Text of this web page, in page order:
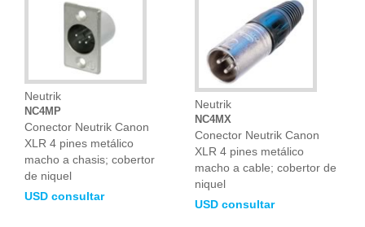
Neutrik
NC4MP
Conector Neutrik Canon
XLR 4 pines metálico
macho a chasis; cobertor
de niquel
USD consultar
Neutrik
NC4MX
Conector Neutrik Canon
XLR 4 pines metálico
macho a cable; cobertor de
niquel
USD consultar